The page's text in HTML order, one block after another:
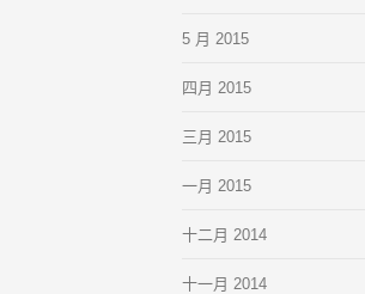
5 月 2015
四月 2015
三月 2015
一月 2015
十二月 2014
十一月 2014